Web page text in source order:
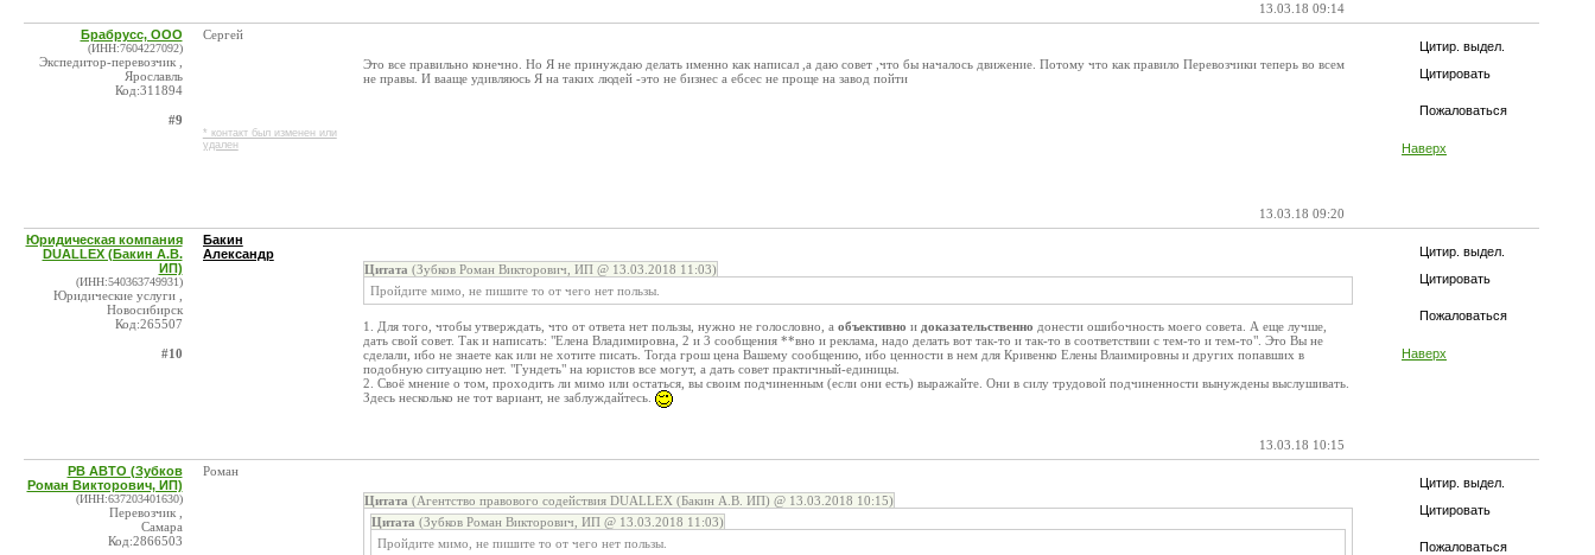
13.03.18 09:14
Цитир. выдел.
Цитировать
Пожаловаться
Наверх
Брабрусс, ООО
(ИНН:7604227092)
Экспедитор-перевозчик ,
Ярославль
Код:311894
#9
Сергей
* контакт был изменен или
удален
Это все правильно конечно. Но Я не принуждаю делать именно как написал ,а даю совет ,что бы началось движение. Потому что как правило Перевозчики теперь во всем
не правы. И вааще удивляюсь Я на таких людей -это не бизнес а ебсес не проще на завод пойти
13.03.18 09:20
Цитир. выдел.
Цитировать
Пожаловаться
Наверх
Юридическая компания
DUALLEX (Бакин А.В.
ИП)
(ИНН:540363749931)
Юридические услуги ,
Новосибирск
Код:265507
#10
Бакин
Александр
Цитата (Зубков Роман Викторович, ИП @ 13.03.2018 11:03)
Пройдите мимо, не пишите то от чего нет пользы.
1. Для того, чтобы утверждать, что от ответа нет пользы, нужно не голословно, а объективно и доказательственно донести ошибочность моего совета. А еще лучше,
дать свой совет. Так и написать: "Елена Владимировна, 2 и 3 сообщения **вно и реклама, надо делать вот так-то и так-то в соответствии с тем-то и тем-то". Это Вы не
сделали, ибо не знаете как или не хотите писать. Тогда грош цена Вашему сообщению, ибо ценности в нем для Кривенко Елены Влаимировны и других попавших в
подобную ситуацию нет. "Гундеть" на юристов все могут, а дать совет практичный-единицы.
2. Своё мнение о том, проходить ли мимо или остаться, вы своим подчиненным (если они есть) выражайте. Они в силу трудовой подчиненности вынуждены выслушивать.
Здесь несколько не тот вариант, не заблуждайтесь.
13.03.18 10:15
Цитир. выдел.
Цитировать
Пожаловаться
РВ АВТО (Зубков
Роман Викторович, ИП)
(ИНН:637203401630)
Перевозчик ,
Самара
Код:2866503
Роман
Цитата (Агентство правового содействия DUALLEX (Бакин А.В. ИП) @ 13.03.2018 10:15)
Цитата (Зубков Роман Викторович, ИП @ 13.03.2018 11:03)
Пройдите мимо, не пишите то от чего нет пользы.